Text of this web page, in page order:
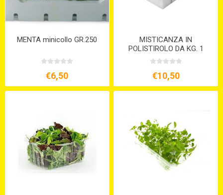
MENTA minicollo GR.250
€6,50
MISTICANZA IN
POLISTIROLO DA KG. 1
€10,50